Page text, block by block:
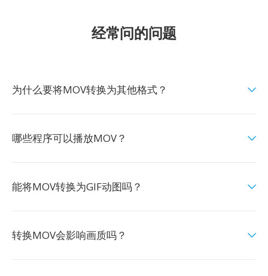
经常问的问题
为什么要将MOV转换为其他格式？
哪些程序可以播放MOV？
能将MOV转换为GIF动图吗？
转换MOV会影响画质吗？